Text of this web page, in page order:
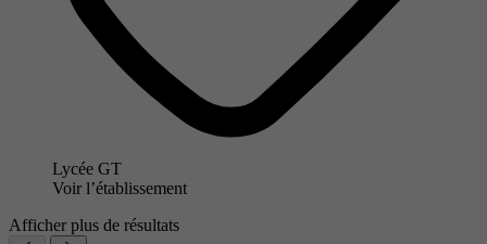
Lycée GT
Voir l’établissement
Afficher plus de résultats